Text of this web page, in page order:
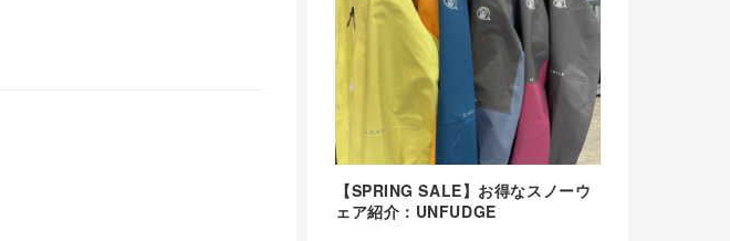
【SPRING SALE】お得なスノーウ
ェア紹介：UNFUDGE